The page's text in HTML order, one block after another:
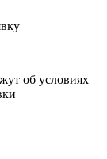
об условиях